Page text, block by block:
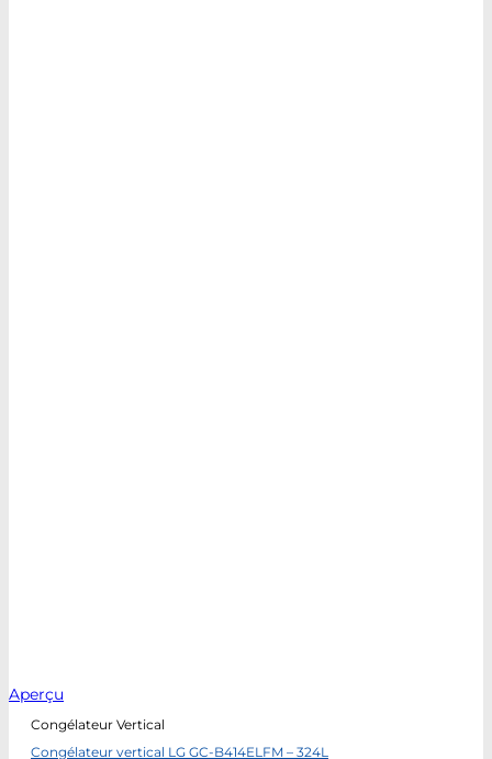
Aperçu
Congélateur Vertical
Congélateur vertical LG GC-B414ELFM – 324L